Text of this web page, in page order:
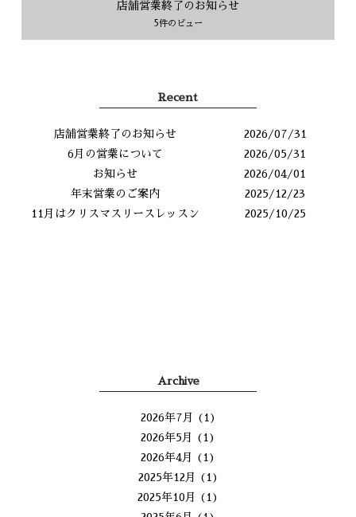
店舗営業終了のお知らせ
5件のビュー
Recent
店舗営業終了のお知らせ
2026/07/31
6月の営業について
2026/05/31
お知らせ
2026/04/01
年末営業のご案内
2025/12/23
11月はクリスマスリースレッスン
2025/10/25
Archive
2026年7月
(1)
2026年5月
(1)
2026年4月
(1)
2025年12月
(1)
2025年10月
(1)